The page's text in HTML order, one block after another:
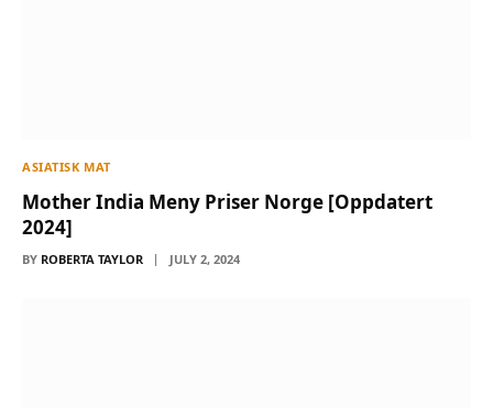
ASIATISK MAT
Mother India Meny Priser Norge [Oppdatert
2024]
BY ROBERTA TAYLOR JULY 2, 2024